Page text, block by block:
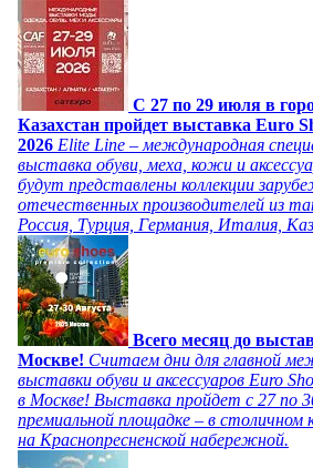
C 27 по 29 июля в
Казахстан пройдет выставка Euro
2026 Elite Line – международная
выставка обуви, меха, кожи и
будут представлены коллекции
отечественных производителей из
Россия, Турция, Германия, Италия,
Всего месяц до
Москве! Считаем дни для главной
выставки обуви и аксессуаров Euro
в Москве! Выставка пройдет с 27 по
премиальной площадке – в столичном
на Краснопресненской набережной.